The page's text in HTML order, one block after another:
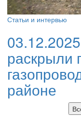
Статьи и интервью
раскрыли
районе